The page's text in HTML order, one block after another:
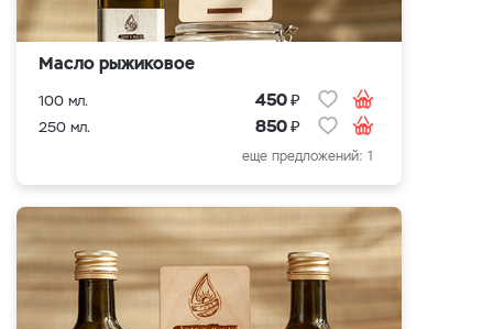
Масло рыжиковое
100 мл. 450₽
250 мл. 850₽
еще предложений: 1